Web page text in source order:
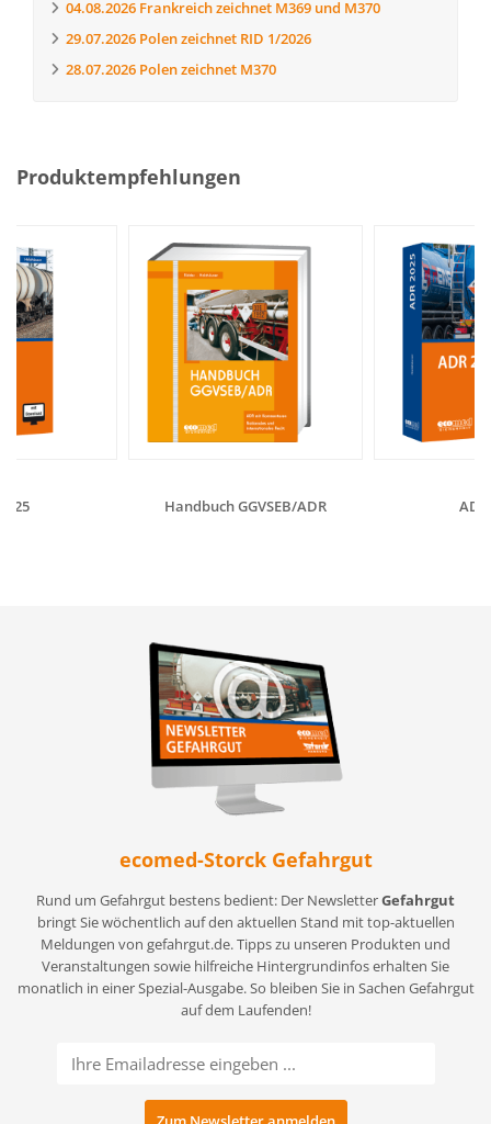
04.08.2026 Frankreich zeichnet M369 und M370
29.07.2026 Polen zeichnet RID 1/2026
28.07.2026 Polen zeichnet M370
Produktempfehlungen
Handbuch GGVSEB/ADR
ecomed-Storck Gefahrgut
Rund um Gefahrgut bestens bedient: Der NewsletterGefahrgut
bringt Sie wöchentlich auf den aktuellen Stand mit top-aktuellen
Meldungen von gefahrgut.de. Tipps zu unseren Produkten und
Veranstaltungen sowie hilfreiche Hintergrundinfos erhalten Sie
monatlich in einer Spezial-Ausgabe. So bleiben Sie in Sachen Gefahrgut
auf dem Laufenden!